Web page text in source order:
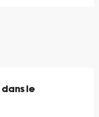
dans le